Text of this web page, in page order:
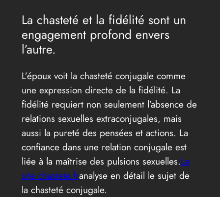
La chasteté et la fidélité sont un
engagement profond envers
l’autre.
L’époux voit la chasteté conjugale comme
une expression directe de la fidélité. La
fidélité requiert non seulement l’absence de
relations sexuelles extraconjugales, mais
aussi la pureté des pensées et actions. La
confiance dans une relation conjugale est
liée à la maîtrise des pulsions sexuelles.Le
site chastete.franalyse en détail le sujet de
la chasteté conjugale.